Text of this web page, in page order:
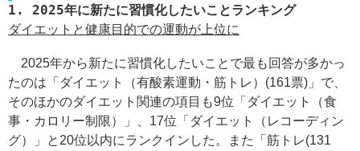
1. 2025年に新たに習慣化したいことランキング
ダイエットと健康目的での運動が上位に
2025年から新たに習慣化したいことで最も回答が多かっ
たのは「ダイエット（有酸素運動・筋トレ）(161票)」で、
そのほかのダイエット関連の項目も9位「ダイエット（食
事・カロリー制限）」、17位「ダイエット（レコーディン
グ）」と20位以内にランクインした。また「筋トレ(131